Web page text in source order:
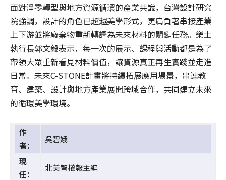
面對淨零轉型與地方資源循環的產業共識，台灣設計研究
院強調，設計的角色已超越美學形式，更肩負著串接產業
上下游並將廢棄物重新轉譯為未來材料的關鍵任務。樂土
執行長郭文毅表示，每一次的展示、課程與活動都是為了
帶領大眾重新看見材料價值，讓資源真正再生實踐並走進
日常。未來C-STONE計畫將持續拓展應用場景，串連教
育、建築、設計與地方產業展開跨域合作，共同建立未來
的循環美學環境。
作
者：
吳碧娥
現
任：
北美智權報主編